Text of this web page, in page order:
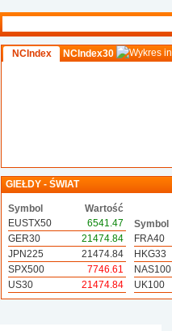
NCIndex NCIndex30
GIEŁDY - ŚWIAT
Symbol
Wartość
EUSTX50
6541.47
GER30
21474.84
JPN225
21474.84
SPX500
7746.61
US30
21474.84
Symbol
FRA40
HKG33
NAS100
UK100